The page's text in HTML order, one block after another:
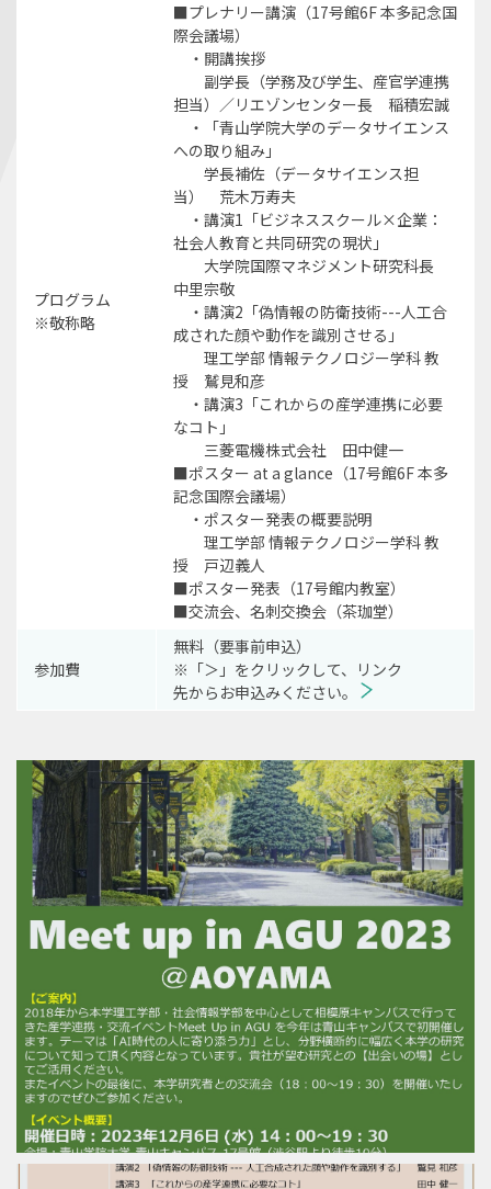
プログラム
※敬称略
■プレナリー講演（17号館6F 本多記念国
際会議場）
・開講挨拶
副学長（学務及び学生、産官学連携
担当）／リエゾンセンター長 稲積宏誠
・「青山学院大学のデータサイエンス
への取り組み」
学長補佐（データサイエンス担
当） 荒木万寿夫
・講演1「ビジネススクール×企業：
社会人教育と共同研究の現状」
大学院国際マネジメント研究科長
中里宗敬
・講演2「偽情報の防衛技術---人工合
成された顔や動作を識別させる」
理工学部 情報テクノロジー学科 教
授 鷲見和彦
・講演3「これからの産学連携に必要
なコト」
三菱電機株式会社 田中健一
■ポスター at a glance（17号館6F 本多
記念国際会議場）
・ポスター発表の概要説明
理工学部 情報テクノロジー学科 教
授 戸辺義人
■ポスター発表（17号館内教室）
■交流会、名刺交換会（茶珈堂）
参加費
無料（要事前申込）
※「＞」をクリックして、リンク
先からお申込みください。